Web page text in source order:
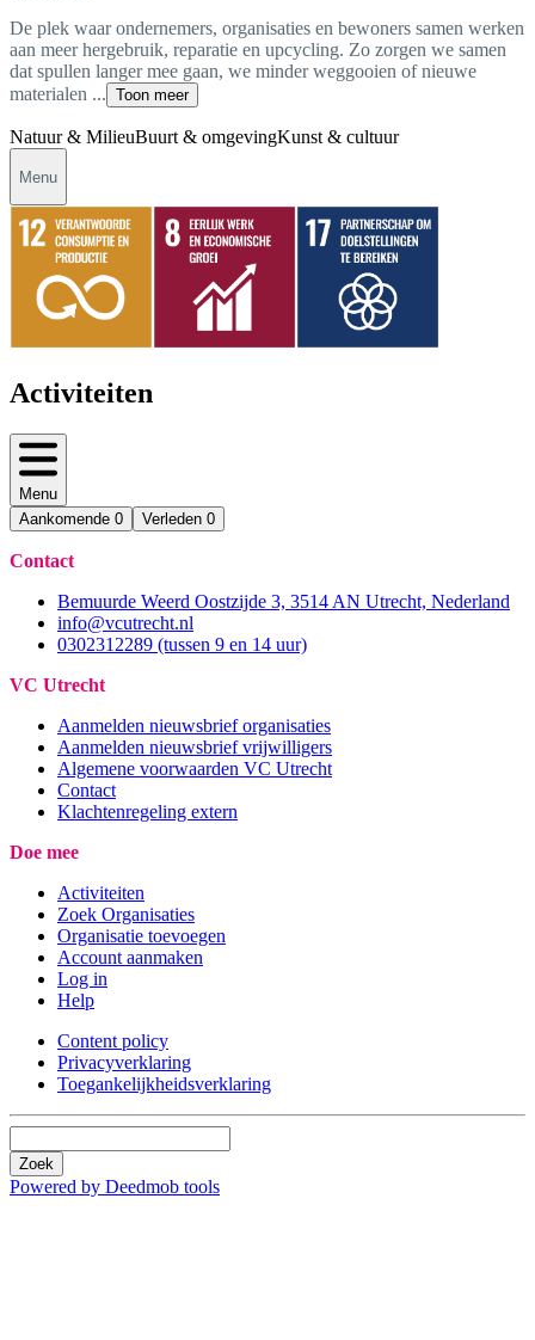
De plek waar ondernemers, organisaties en bewoners samen werken
aan meer hergebruik, reparatie en upcycling. Zo zorgen we samen
dat spullen langer mee gaan, we minder weggooien of nieuwe
materialen ... Toon meer
Natuur & MilieuBuurt & omgevingKunst & cultuur
Menu
Activiteiten
Menu
Aankomende 0 Verleden 0
Contact
Bemuurde Weerd Oostzijde 3, 3514 AN Utrecht, Nederland
info@vcutrecht.nl
0302312289 (tussen 9 en 14 uur)
VC Utrecht
Aanmelden nieuwsbrief organisaties
Aanmelden nieuwsbrief vrijwilligers
Algemene voorwaarden VC Utrecht
Contact
Klachtenregeling extern
Doe mee
Activiteiten
Zoek Organisaties
Organisatie toevoegen
Account aanmaken
Log in
Help
Content policy
Privacyverklaring
Toegankelijkheidsverklaring
Zoek
Powered by Deedmob tools